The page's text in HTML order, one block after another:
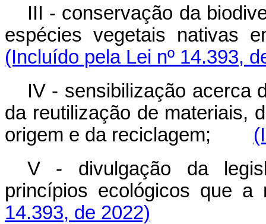
III - conservação da
espécies vegetais
(Incluído pela Lei nº 14.393,
IV - sensibilização acerca
da reutilização de materiais,
origem e da reciclagem;
V - divulgação da
princípios ecológicos
14.393, de 2022)